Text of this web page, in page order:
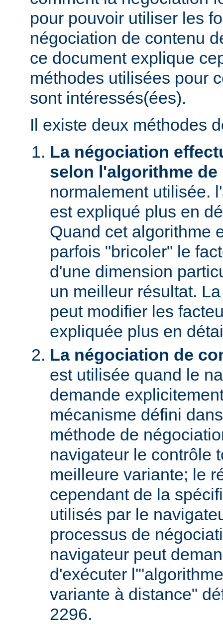
pour pouvoir utiliser les
négociation de contenu
ce document explique
méthodes utilisées pour
sont intéressés(ées).
Il existe deux méthodes
La négociation
selon l'algorithme de
normalement utilisée.
est expliqué plus en
Quand cet algorithme
parfois "bricoler" le
d'une dimension
un meilleur résultat.
peut modifier les
expliquée plus en
La négociation de
est utilisée quand le
demande
mécanisme défini
méthode de
navigateur le contrôle
meilleure variante; le
cependant de la
utilisés par le
processus de
navigateur peut
d'exécuter
variante à distance"
2296.